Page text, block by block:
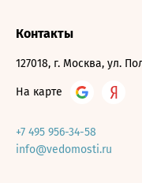
Контакты
127018, г. Москва, ул.
На карте
+7 495 956-34-58
info@vedomosti.ru